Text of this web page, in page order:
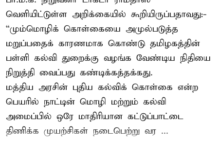
வெளியிட்டுள்ள அறிக்கையில் கூறியிருப்பதாவது:-
“மும்மொழிக் கொள்கையை அமுல்படுத்த
மறுப்பதைக் காரணமாக கொண்டு தமிழகத்தின்
பள்ளி கல்வி துறைக்கு வழங்க வேண்டிய நிதியை
நிறுத்தி வைப்பது கண்டிக்கத்தக்கது.
மத்திய அரசின் புதிய கல்விக் கொள்கை என்ற
பெயரில் நாட்டின் மொழி மற்றும் கல்வி
அமைப்பில் ஒரே மாதிரியான கட்டுப்பாட்டை
திணிக்க முயற்சிகள் நடைபெற்று வர ...